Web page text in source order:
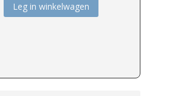
Leg in winkelwagen